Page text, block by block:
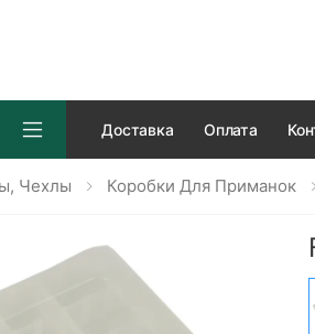
Доставка Оплата
Чехлы Коробки Для Приманок